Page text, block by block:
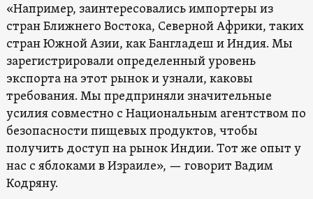
«Например, заинтересовались импортеры из
стран Ближнего Востока, Северной Африки, таких
стран Южной Азии, как Бангладеш и Индия. Мы
зарегистрировали определенный уровень
экспорта на этот рынок и узнали, каковы
требования. Мы предприняли значительные
усилия совместно с Национальным агентством по
безопасности пищевых продуктов, чтобы
получить доступ на рынок Индии. Тот же опыт у
нас с яблоками в Израиле», — говорит Вадим
Кодряну.